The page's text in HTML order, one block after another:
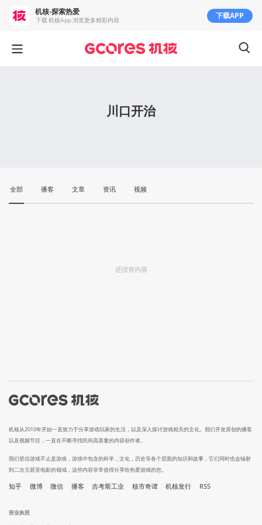
川口开治
全部 播客 文章 资讯 视频
还没有内容
机核从2010年开始一直致力于分享游戏玩家的生活，以及深入探讨游戏相关的文化。我们开发原创的播客
以及视频节目，一直在不断寻找民间高质量的内容创作者。
我们坚信游戏不止是游戏，游戏中包含的科学，文化，历史等各个层面的知识和故事，它们同时也会辐射
到二次元甚至电影的领域，这些内容非常值得分享给热爱游戏的您。
知乎 微博 微信 播客 吉考斯工业 核市奇谭 机核发行 RSS
营业执照
机核-探索热爱
下载 机核App 浏览更多精彩内容 下载APP